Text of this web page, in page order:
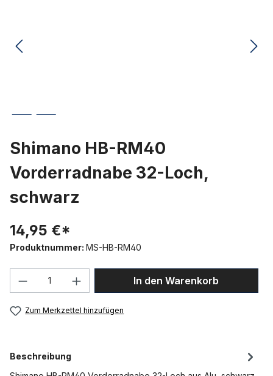
Shimano HB-RM40
Vorderradnabe 32-Loch,
schwarz
14,95 €*
Produktnummer: MS-HB-RM40
Produkt Anzahl: Gib den gewünschten
In den Warenkorb
Zum Merkzettel hinzufügen
Beschreibung